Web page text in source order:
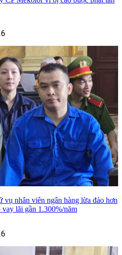
vụ nhân viên ngân hàng lừa đảo hơn
lãi gần 1.300%/năm